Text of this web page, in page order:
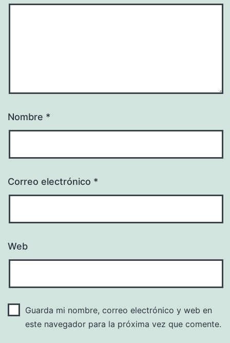
Nombre *
Correo electrónico *
Web
Guarda mi nombre, correo electrónico y web en
este navegador para la próxima vez que comente.